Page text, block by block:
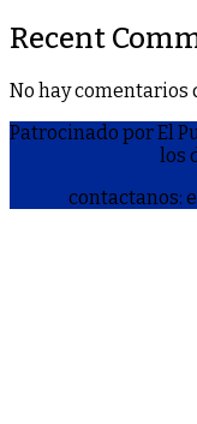
Recent
No hay comentarios
Patrocinado por El
los
contactanos: